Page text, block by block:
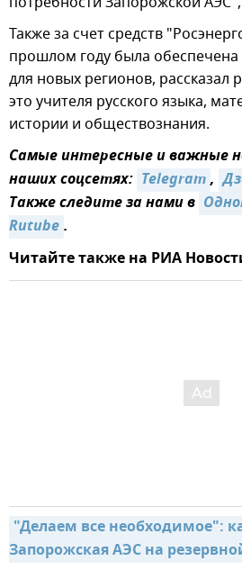
Также за счет средств
прошлом году была обеспечена
для новых регионов, рассказал
это учителя русского языка,
истории и обществознания.
Самые интересные и важные
наших соцсетях: Telegram,
Также следите за нами в
Rutube.
Читайте также на РИА
"Делаем все необходимое":
Запорожская АЭС на